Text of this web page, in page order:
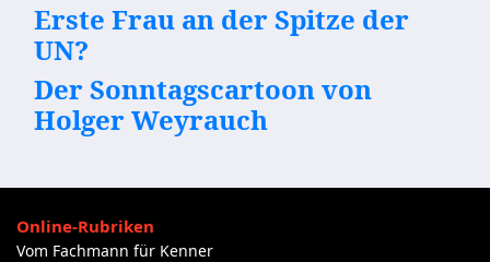
Erste Frau an der Spitze der
UN?
Der Sonntagscartoon von
Holger Weyrauch
Online-Rubriken
Vom Fachmann für Kenner